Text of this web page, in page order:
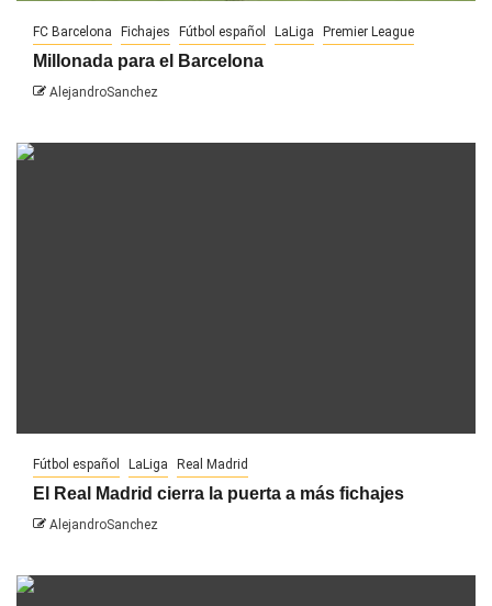
FC Barcelona Fichajes Fútbol español LaLiga Premier League
Millonada para el Barcelona
AlejandroSanchez
Fútbol español LaLiga Real Madrid
El Real Madrid cierra la puerta a más fichajes
AlejandroSanchez